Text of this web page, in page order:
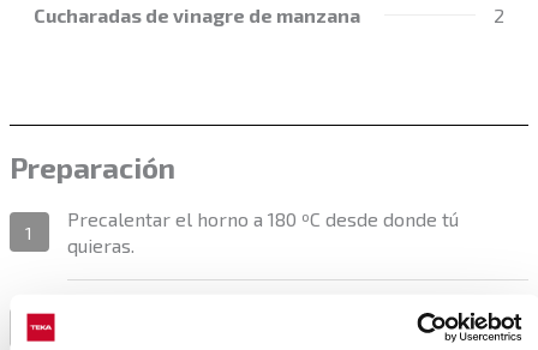
Cucharadas de vinagre de manzana 2
Preparación
1
Precalentar el horno a 180 ºC desde donde tú
quieras.
2
Cortar la cebolla y el calabacín en rodajas, y los